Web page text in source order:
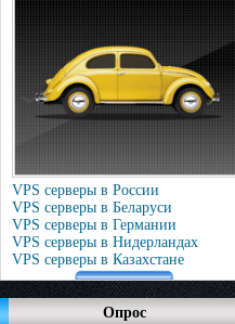
VPS серверы в России
VPS серверы в Беларуси
VPS серверы в Германии
VPS серверы в Нидерландах
VPS серверы в Казахстане
Опрос